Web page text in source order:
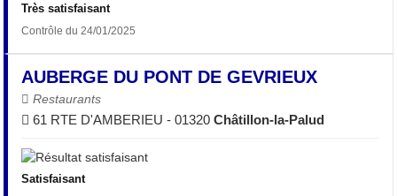
Très satisfaisant
Contrôle du 24/01/2025
AUBERGE DU PONT DE GEVRIEUX
Restaurants
61 RTE D'AMBERIEU - 01320Châtillon-la-Palud
Satisfaisant